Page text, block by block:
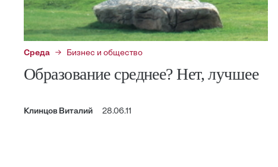
Среда Бизнес и общество
Образование среднее? Нет, лучшее
Клинцов Виталий 28.06.11